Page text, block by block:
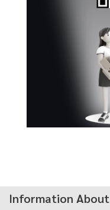
Information About